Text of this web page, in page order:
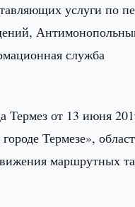
услуги по
служба
Термез от 13 июня
Термезе»,
маршрутных